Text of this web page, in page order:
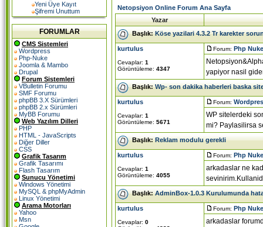
Yeni Üye Kayıt
Şifremi Unuttum
FORUMLAR
CMS Sistemleri
Wordpress
Php-Nuke
Joomla & Mambo
Drupal
Forum Sistemleri
VBulletin Forumu
SMF Forumu
phpBB 3.X Sürümleri
phpBB 2.x Sürümleri
MyBB Forumu
Web Yazılım Dilleri
PHP
HTML - JavaScripts
Diğer Diller
CSS
Grafik Tasarım
Grafik Tasarımı
Flash Tasarım
Sunucu Yönetimi
Windows Yönetimi
MySQL & phpMyAdmin
Linux Yönetimi
Arama Motorları
Yahoo
Msn
Netopsiyon Online Forum Ana Sayfa
Yazar
Başlık:Köse yazilari 4.3.2 Tr karekter
kurtulus
Cevaplar: 1
Görüntüleme: 4347
Forum: Php
yapiyor nasil
Başlık:Wp- son dakika haberleri baska
kurtulus
Cevaplar: 1
Görüntüleme: 5671
Forum:
WP sitelerdeki
mi? Paylasilirsa
Başlık:Reklam modulu gerekli
kurtulus
Cevaplar: 1
Görüntüleme: 4055
Forum: Php
arkadaslar ne
Başlık:AdminBox-1.0.3 Kurulumunda
kurtulus
Cevaplar: 0
Forum: Php
arkadaslar